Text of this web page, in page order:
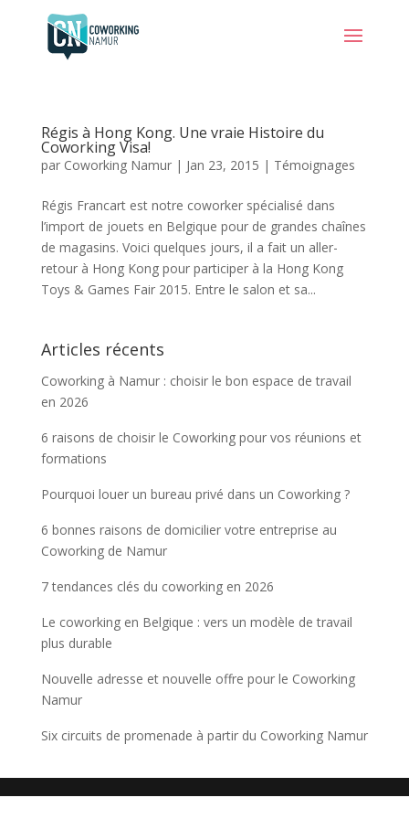
Régis à Hong Kong. Une vraie Histoire du
Coworking Visa!
par Coworking Namur| Jan 23, 2015 | Témoignages
Régis Francart est notre coworker spécialisé dans
l’import de jouets en Belgique pour de grandes chaînes
de magasins. Voici quelques jours, il a fait un aller-
retour à Hong Kong pour participer à la Hong Kong
Toys & Games Fair 2015. Entre le salon et sa...
Articles récents
Coworking à Namur : choisir le bon espace de travail
en 2026
6 raisons de choisir le Coworking pour vos réunions et
formations
Pourquoi louer un bureau privé dans un Coworking ?
6 bonnes raisons de domicilier votre entreprise au
Coworking de Namur
7 tendances clés du coworking en 2026
Le coworking en Belgique : vers un modèle de travail
plus durable
Nouvelle adresse et nouvelle offre pour le Coworking
Namur
Six circuits de promenade à partir du Coworking Namur